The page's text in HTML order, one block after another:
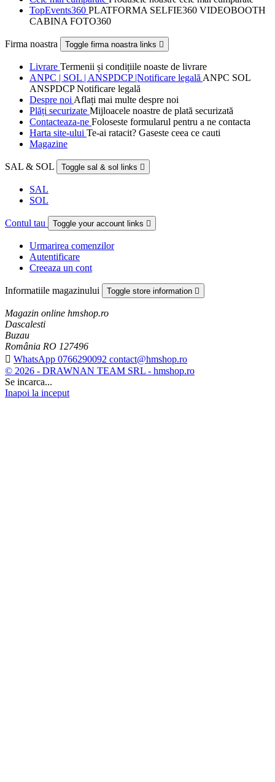
TopEvents360 PLATFORMA SELFIE360 VIDEOBOOTH
CABINA FOTO360
Firma noastra Toggle firma noastra links 
Livrare Termenii și condițiile noaste de livrare
ANPC | SOL | ANSPDCP |Notificare legală ANPC SOL
ANSPDCP Notificare legală
Despre noi Aflați mai multe despre noi
Plăți securizate Mijloacele noastre de plată securizată
Contacteaza-ne Foloseste formularul pentru a ne contacta
Harta site-ului Te-ai ratacit? Gaseste ceea ce cauti
Magazine
SAL & SOL Toggle sal & sol links 
SAL
SOL
Contul tau Toggle your account links 
Urmarirea comenzilor
Autentificare
Creeaza un cont
Informatiile magazinului Toggle store information 
Magazin online hmshop.ro
Dascalesti
Buzau
România RO 127496
 WhatsApp 0766290092 contact@hmshop.ro
© 2026 - DRAWNAN TEAM SRL - hmshop.ro
Se incarca...
Inapoi la inceput